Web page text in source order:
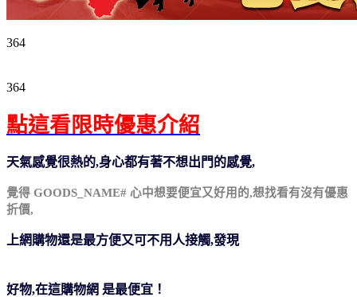
364
364
點這看限時優惠介紹
天氣感覺很熱的,身心都有著不想出門的感覺,
覺得 GOODS_NAME# 心中想要便宜又好用的,想找看有沒有優惠
折價,
上網購物還是最方便又可不用人接觸,發現
好物,在這購物網 是最便宜！